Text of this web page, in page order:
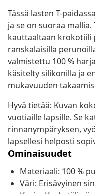
Tässä lasten T-
ja se on suoraa
kauttaaltaan krokotiili
ranskalaisilla
valmistettu 100 %
käsitelty silikonilla ja
mukavuuden
Hyvä tietää: Kuvan
vuotiaille lapsille. Se
rinnanympäryksen,
lapsellesi helposti
Ominaisuudet
Materiaali: 100 %
Väri: Erisävyinen